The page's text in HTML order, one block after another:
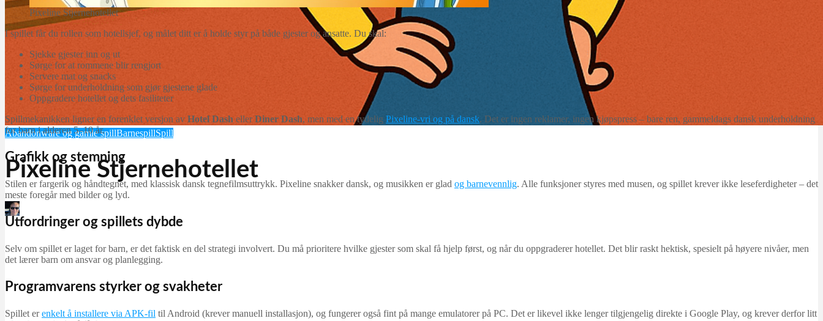
Abandonware og gamle spillBarnespillSpill
Pixeline Stjernehotellet
april 19, 2026
Pixeline Stjernehotellet
I spillet får du rollen som hotellsjef, og målet ditt er å holde styr på både gjester og ansatte. Du skal:
Sjekke gjester inn og ut
Sørge for at rommene blir rengjort
Servere mat og snacks
Sørge for underholdning som gjør gjestene glade
Oppgradere hotellet og dets fasiliteter
Spillmekanikken ligner en forenklet versjon av Hotel Dash ellerDiner Dash, men med en tydelig Pixeline-vri og på dansk. Det er ingen reklamer, ingen kjøpspress – bare ren, gammeldags dansk underholdning
for barn i alderen 5–10 år.
Grafikk og stemning
Stilen er fargerik og håndtegnet, med klassisk dansk tegnefilmsuttrykk. Pixeline snakker dansk, og musikken er glad og barnevennlig. Alle funksjoner styres med musen, og spillet krever ikke leseferdigheter – det
meste foregår med bilder og lyd.
Utfordringer og spillets dybde
Selv om spillet er laget for barn, er det faktisk en del strategi involvert. Du må prioritere hvilke gjester som skal få hjelp først, og når du oppgraderer hotellet. Det blir raskt hektisk, spesielt på høyere nivåer, men
det lærer barn om ansvar og planlegging.
Programvarens styrker og svakheter
Spillet erenkelt å installere via APK-fil til Android (krever manuell installasjon), og fungerer også fint på mange emulatorer på PC. Det er likevel ikke lenger tilgjengelig direkte i Google Play, og krever derfor litt